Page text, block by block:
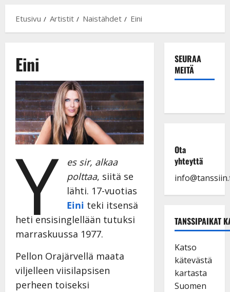
Etusivu Artistit Naistähdet Eini
Eini
Y
es sir, alkaa
polttaa, siitä se
lähti. 17-vuotias
Eini teki itsensä
heti ensisinglellään tutuksi
marraskuussa 1977.
Pellon Orajärvellä maata
viljelleen viisilapsisen
perheen toiseksi
SEURAA
MEITÄ
Ota
yhteyttä
TANSSIPAIKAT
Katso
kätevästä
kartasta
Suomen